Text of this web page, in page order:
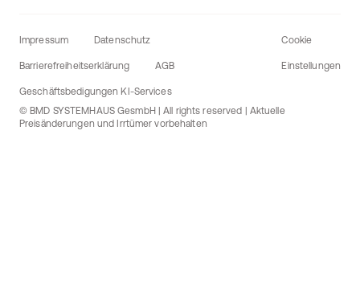
Impressum Datenschutz
Barrierefreiheitserklärung AGB
Geschäftsbedigungen KI-Services
Cookie
Einstellungen
© BMD SYSTEMHAUS GesmbH | All rights reserved | Aktuelle
Preisänderungen und Irrtümer vorbehalten